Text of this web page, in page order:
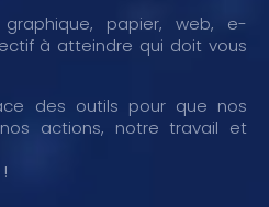
papier, web, e-
à atteindre qui doit vous
des outils pour que nos
actions, notre travail et